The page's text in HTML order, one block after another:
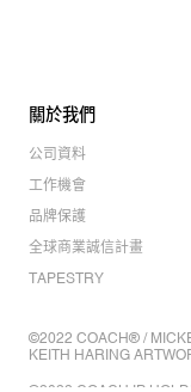
關於我們
公司資料
工作機會
品牌保護
全球商業誠信計畫
TAPESTRY
©2022 COACH® /
KEITH HARING